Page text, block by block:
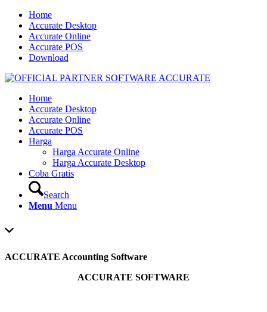
Home
Accurate Desktop
Accurate Online
Accurate POS
Download
Home
Accurate Desktop
Accurate Online
Accurate POS
Harga
Harga Accurate Online
Harga Accurate Desktop
Coba Gratis
Search
Menu Menu
ACCURATE Accounting Software
ACCURATE SOFTWARE